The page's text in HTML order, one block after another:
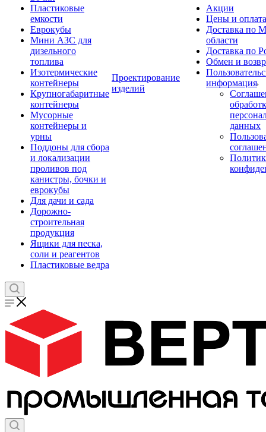
Пластиковые
емкости
Еврокубы
Мини АЗС для
дизельного
топлива
Изотермические
контейнеры
Крупногабаритные
контейнеры
Мусорные
контейнеры и
урны
Поддоны для сбора
и локализации
проливов под
канистры, бочки и
еврокубы
Для дачи и сада
Дорожно-
строительная
продукция
Ящики для песка,
соли и реагентов
Пластиковые ведра
Проектирование
изделий
Акции
Цены и оплата
Доставка по
области
Доставка по
Обмен и
информация
данных